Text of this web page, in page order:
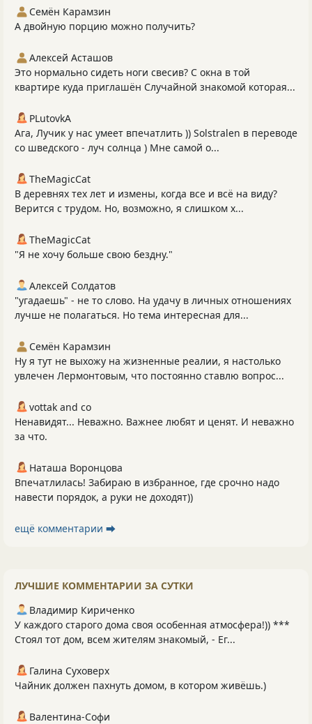
Семён Карамзин
А двойную порцию можно получить?
Алексей Асташов
Это нормально сидеть ноги свесив? С окна в той
квартире куда приглашён Случайной знакомой которая...
PLutоvkА
Ага, Лучик у нас умеет впечатлить )) Solstralen в переводе
со шведского - луч солнца ) Мне самой о...
TheMagicCat
В деревнях тех лет и измены, когда все и всё на виду?
Верится с трудом. Но, возможно, я слишком х...
TheMagicCat
"Я не хочу больше свою бездну."
Алексей Солдатов
"угадаешь" - не то слово. На удачу в личных отношениях
лучше не полагаться. Но тема интересная для...
Семён Карамзин
Ну я тут не выхожу на жизненные реалии, я настолько
увлечен Лермонтовым, что постоянно ставлю вопрос...
vottak and co
Ненавидят... Неважно. Важнее любят и ценят. И неважно
за что.
Наташа Воронцова
Впечатлилась! Забираю в избранное, где срочно надо
навести порядок, а руки не доходят))
ещё комментарии ⮕
ЛУЧШИЕ КОММЕНТАРИИ ЗА СУТКИ
Владимир Кириченко
У каждого старого дома своя особенная атмосфера!)) ***
Стоял тот дом, всем жителям знакомый, - Ег...
Галина Суховерх
Чайник должен пахнуть домом, в котором живёшь.)
Валентина-Софи